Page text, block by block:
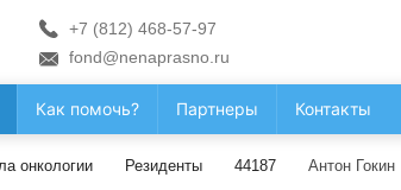
+7 (812) 468-57-97
fond@nenaprasno.ru
Как помочь? Партнеры Контакты
онкологии Резиденты 44187 Антон Гокин